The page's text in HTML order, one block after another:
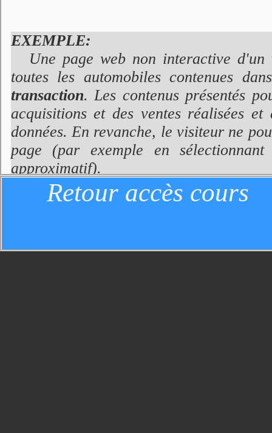
EXEMPLE:
Une page web non interactive
toutes les automobiles contenues
transaction. Les contenus présentés
acquisitions et des ventes réalisées
données. En revanche, le visiteur ne
page (par exemple en
approximatif).
sont déclenchées uniquement par
Retour accès cours